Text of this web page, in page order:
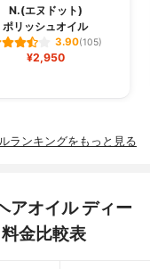
N.(エヌドット)
ポリッシュオイル
3.90(105)
¥2,950
ランキングをもっと見る
オイル ディー
金比較表